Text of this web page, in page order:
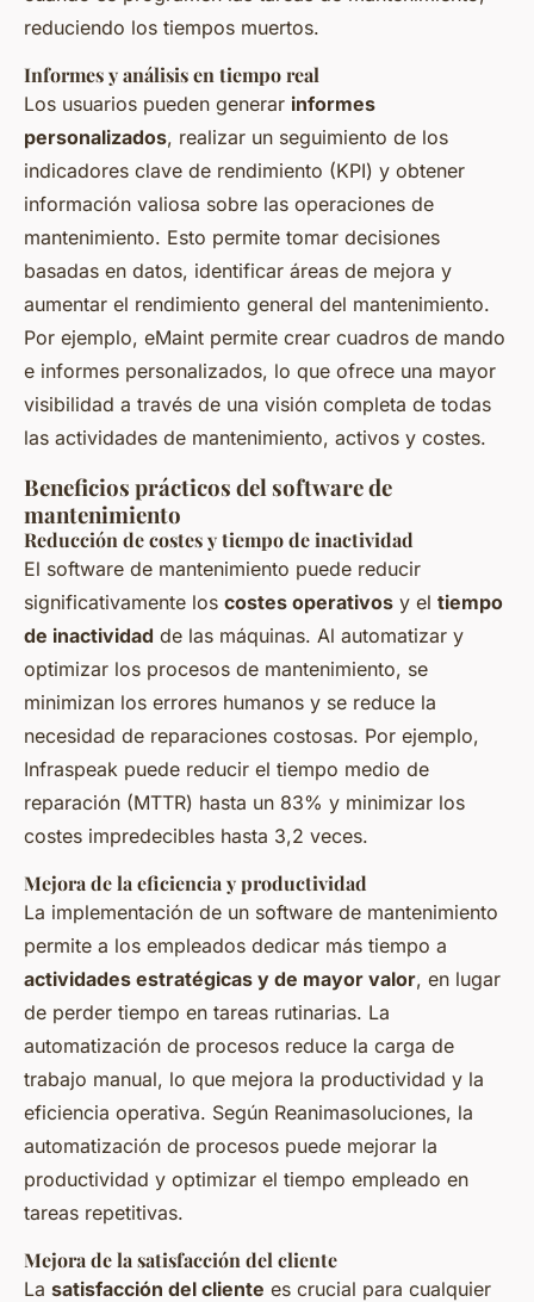
reduciendo los tiempos muertos.
Informes y análisis en tiempo real
Los usuarios pueden generar informes
personalizados, realizar un seguimiento de los
indicadores clave de rendimiento (KPI) y obtener
información valiosa sobre las operaciones de
mantenimiento. Esto permite tomar decisiones
basadas en datos, identificar áreas de mejora y
aumentar el rendimiento general del mantenimiento.
Por ejemplo, eMaint permite crear cuadros de mando
e informes personalizados, lo que ofrece una mayor
visibilidad a través de una visión completa de todas
las actividades de mantenimiento, activos y costes.
Beneficios prácticos del software de
mantenimiento
Reducción de costes y tiempo de inactividad
El software de mantenimiento puede reducir
significativamente los costes operativos y el tiempo
de inactividad de las máquinas. Al automatizar y
optimizar los procesos de mantenimiento, se
minimizan los errores humanos y se reduce la
necesidad de reparaciones costosas. Por ejemplo,
Infraspeak puede reducir el tiempo medio de
reparación (MTTR) hasta un 83% y minimizar los
costes impredecibles hasta 3,2 veces.
Mejora de la eficiencia y productividad
La implementación de un software de mantenimiento
permite a los empleados dedicar más tiempo a
actividades estratégicas y de mayor valor, en lugar
de perder tiempo en tareas rutinarias. La
automatización de procesos reduce la carga de
trabajo manual, lo que mejora la productividad y la
eficiencia operativa. Según Reanimasoluciones, la
automatización de procesos puede mejorar la
productividad y optimizar el tiempo empleado en
tareas repetitivas.
Mejora de la satisfacción del cliente
La satisfacción del cliente es crucial para cualquier